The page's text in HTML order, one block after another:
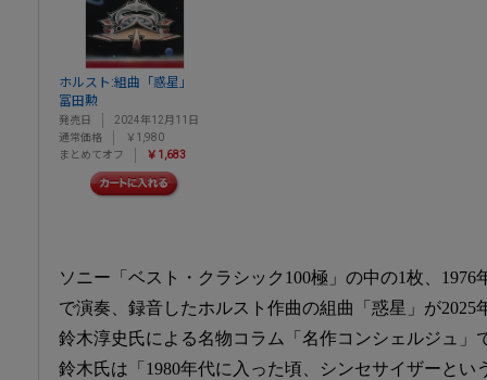
ホルスト:組曲「惑星」
冨田勲
発売日
2024年12月11日
通常価格
￥1,980
まとめてオフ
￥1,683
ソニー「ベスト・クラシック100極」の中の1枚、
で演奏、録音したホルスト作曲の組曲「惑星」が2025
鈴木淳史氏による名物コラム「名作コンシェルジュ」
鈴木氏は「1980年代に入った頃、シンセサイザーとい